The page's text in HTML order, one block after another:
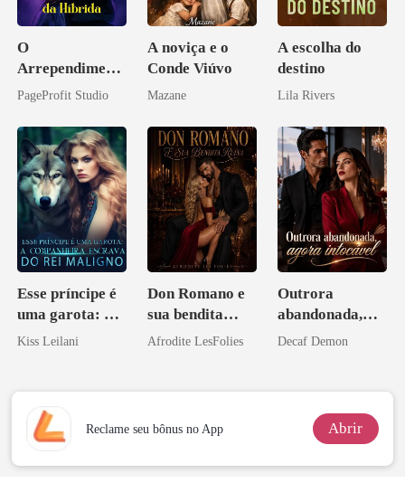
O
Arrependiment
o do Alfa: O
da Híbrida
PageProfit Studio
A noviça e o
Conde Viúvo
Mazane
A escolha do
destino
Lila Rivers
Esse príncipe é
uma garota: A
companheira
Kiss Leilani
Don Romano e
sua bendita
ruína
Afrodite LesFolies
Outrora
abandonada,
agora intocável
Decaf Demon
Reclame seu bônus no App Abrir